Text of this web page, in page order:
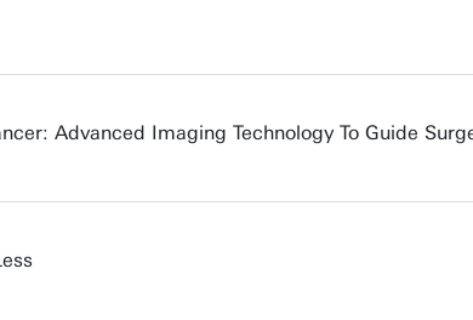
Advanced Imaging Technology To Guide